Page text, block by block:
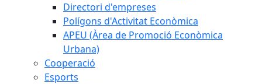
Directori d'empreses
Polígons d'Activitat Econòmica
APEU (Àrea de Promoció Econòmica
Urbana)
Cooperació
Esports